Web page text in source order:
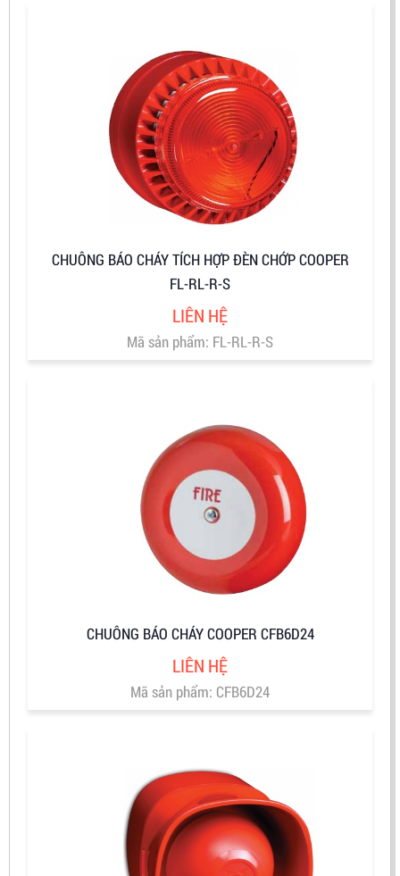
CHUÔNG BÁO CHÁY TÍCH HỢP ĐÈN CHỚP COOPER
FL-RL-R-S
LIÊN HỆ
Mã sản phẩm: FL-RL-R-S
CHUÔNG BÁO CHÁY COOPER CFB6D24
LIÊN HỆ
Mã sản phẩm: CFB6D24